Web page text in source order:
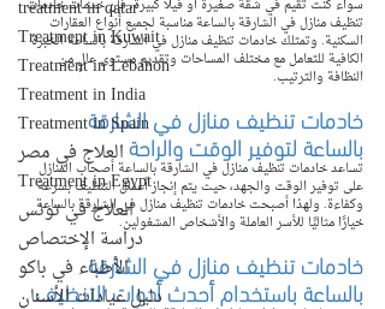
treatment in qatar
Treatment in Kuwait
Treatment in Lebanon
Treatment in India
Treatment in Spain
العلاج في مصر
Treatment in Egypt
العلاج في تونس
دراسة الإختصاص
الأطباء في باكو
دليل عيادات الأسنان
سواء كنت تقيم في شقة صغيرة أو فيلا كبيرة، فإن خدمات خادمات
تنظيف منازل في الشارقة بالساعة مناسبة لجميع أنواع العقارات
السكنية. وتمتلك خادمات تنظيف منازل في الشارقة بالساعة الخبرة
الكافية للتعامل مع مختلف المساحات وتقديم مستوى عالٍ من
النظافة والترتيب.
خادمات تنظيف منازل في الشارقة
بالساعة لتوفير الوقت والراحة
تساعد خادمات تنظيف منازل في الشارقة بالساعة أصحاب المنازل
على توفير الوقت والجهد، حيث يتم إنجاز أعمال التنظيف بسرعة
وكفاءة. ولهذا أصبحت خادمات تنظيف منازل في الشارقة بالساعة
خيارًا مثاليًا للأسر العاملة والأشخاص المشغولين.
خادمات تنظيف منازل في الشارقة
بالساعة باستخدام أحدث أدوات التنظيف